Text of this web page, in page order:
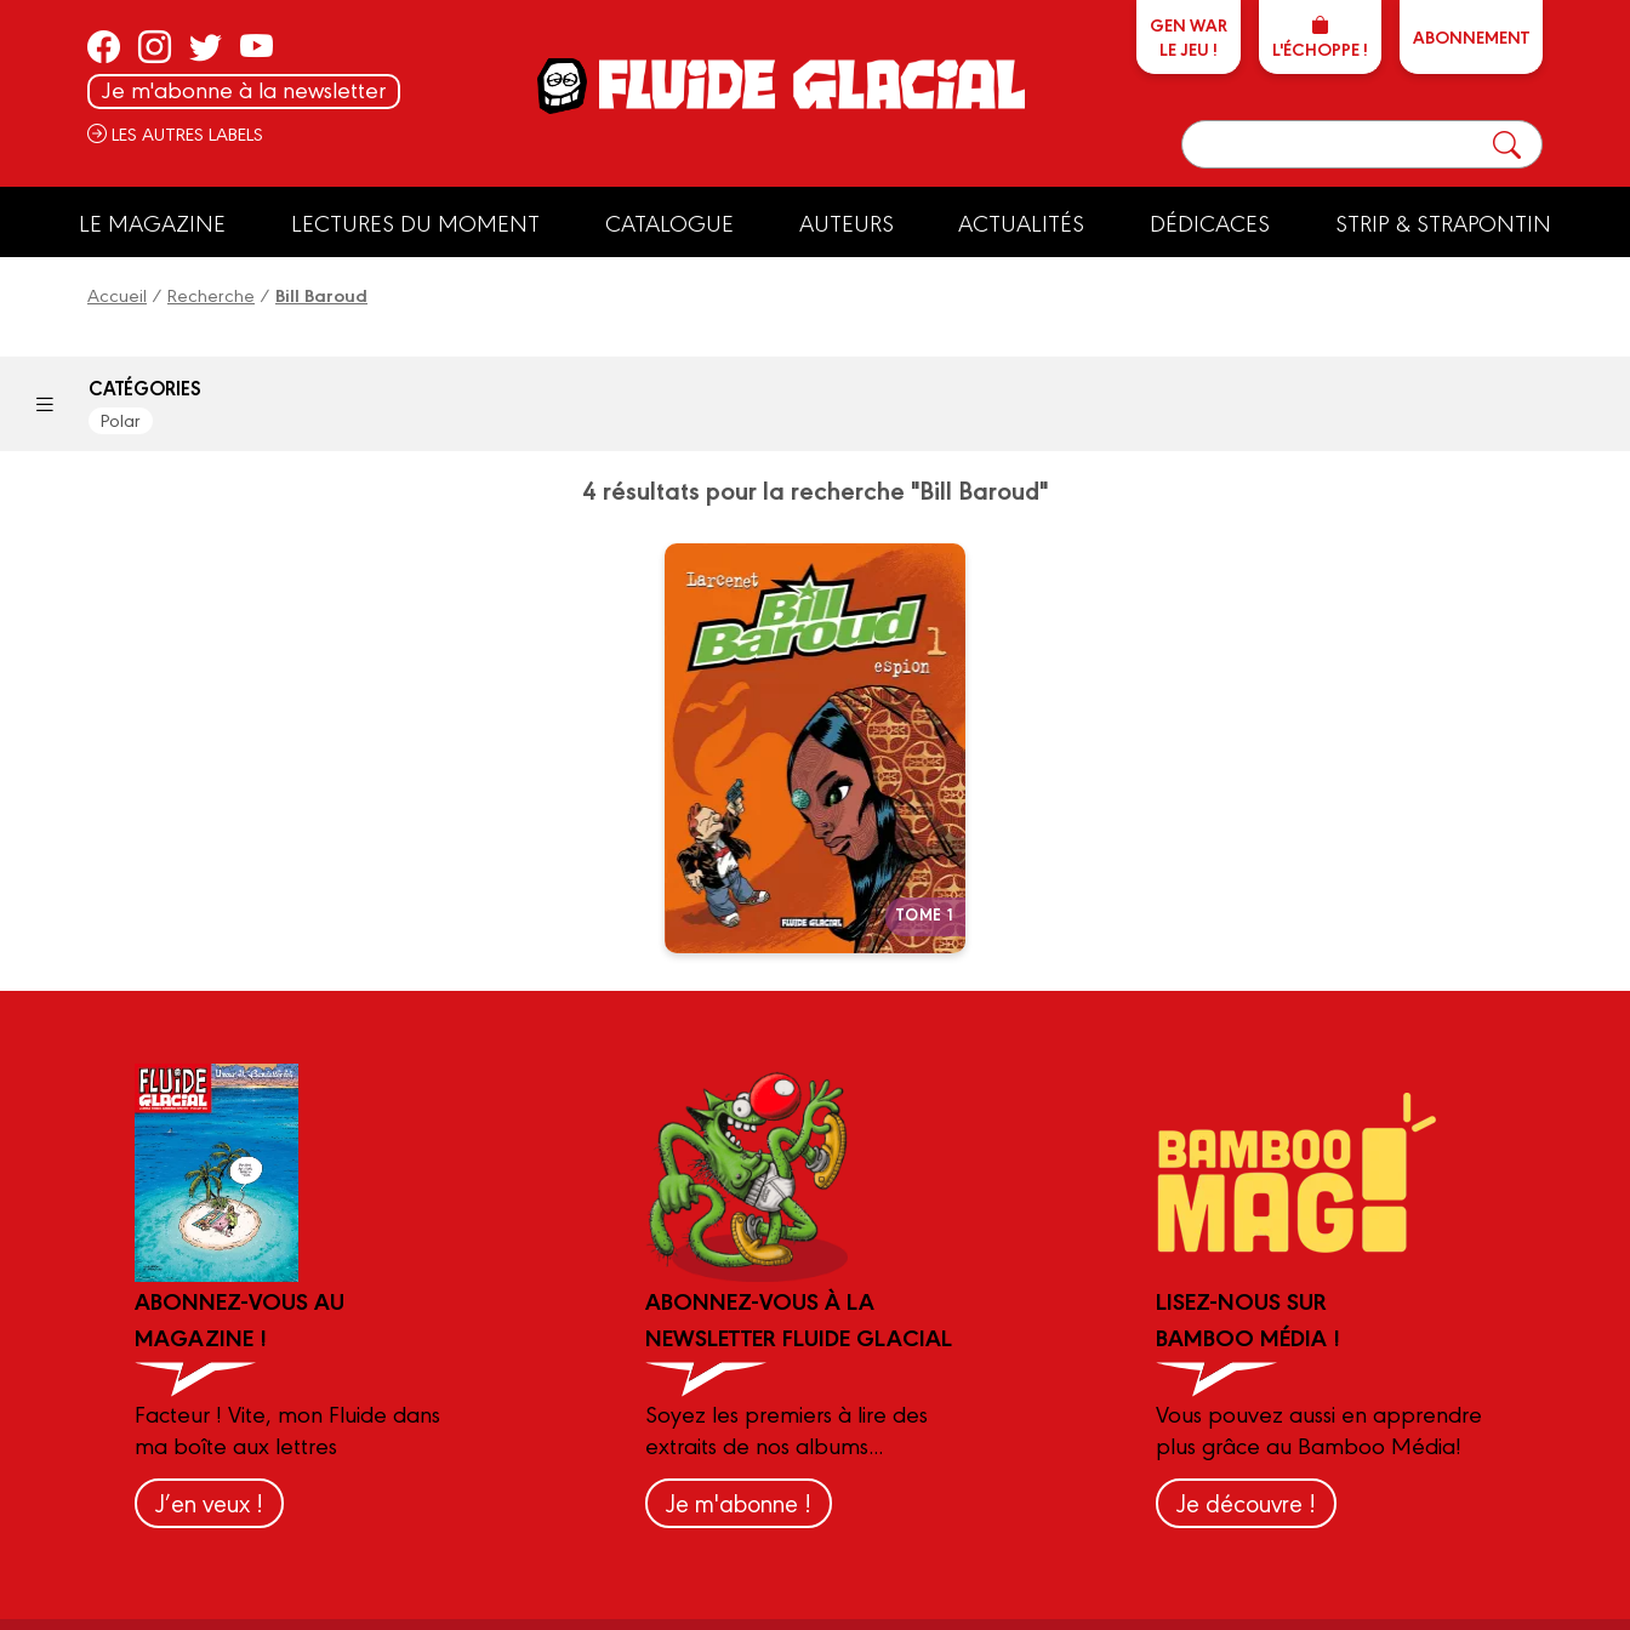
Je m'abonne à la newsletter
LES AUTRES LABELS
GEN WAR
LE JEU !
L'ÉCHOPPE ! ABONNEMENT
LE MAGAZINE LECTURES DU MOMENT CATALOGUE AUTEURS ACTUALITÉS DÉDICACES STRIP & STRAPONTIN
Accueil / Recherche / Bill Baroud
CATÉGORIES
Polar
4 résultats pour la recherche "Bill Baroud"
TOME 1
Bill Baroud
Tome 01
Date de parution :
16/03/2007
Il est agent du FBI, il est le plus
fort… mais peut-être aussi le plus
c..
Autres tomes
ABONNEZ-VOUS AU
MAGAZINE !
Facteur ! Vite, mon Fluide dans
ma boîte aux lettres
J’en veux !
ABONNEZ-VOUS À LA
NEWSLETTER FLUIDE GLACIAL
Soyez les premiers à lire des
extraits de nos albums...
Je m'abonne !
LISEZ-NOUS SUR
BAMBOO MÉDIA !
Vous pouvez aussi en apprendre
plus grâce au Bamboo Média!
Je découvre !